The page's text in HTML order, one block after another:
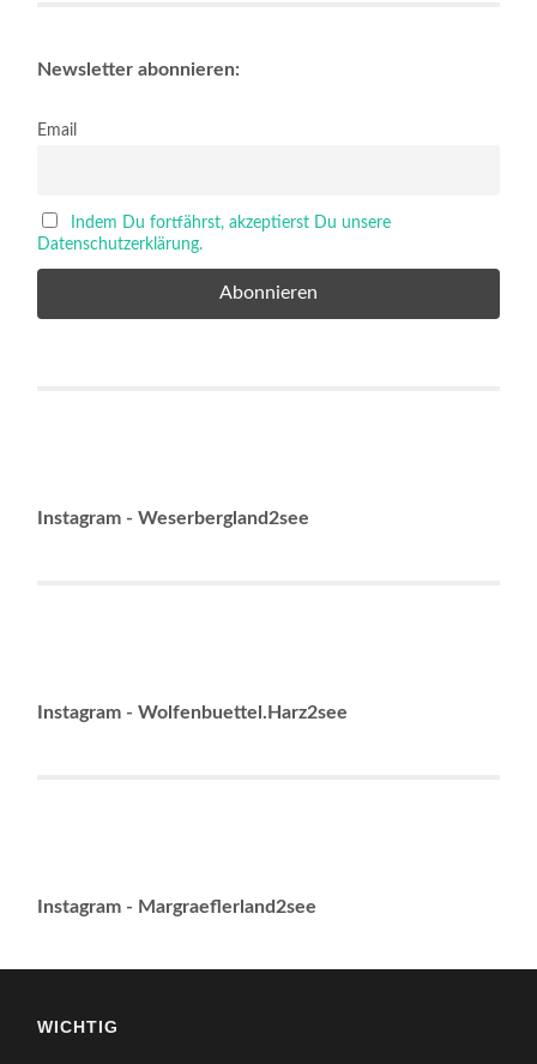
Newsletter abonnieren:
Email
Indem Du fortfährst, akzeptierst Du unsere
Datenschutzerklärung.
Instagram - Weserbergland2see
Instagram - Wolfenbuettel.Harz2see
Instagram - Margraeflerland2see
WICHTIG